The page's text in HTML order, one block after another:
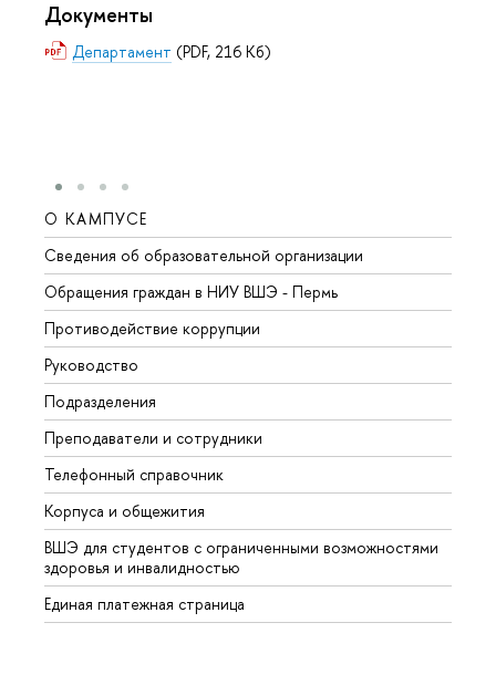
Документы
Департамент (PDF, 216 Кб)
О КАМПУСЕ
Сведения об образовательной организации
Обращения граждан в НИУ ВШЭ - Пермь
Противодействие коррупции
Руководство
Подразделения
Преподаватели и сотрудники
Телефонный справочник
Корпуса и общежития
ВШЭ для студентов с ограниченными возможностями
здоровья и инвалидностью
Единая платежная страница